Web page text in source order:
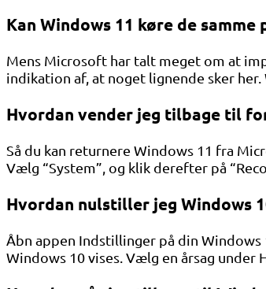
Kan Windows 11 køre de
Mens Microsoft har talt meget om at
indikation af, at noget lignende sker
Hvordan vender jeg tilbage til
Så du kan returnere Windows 11 fra
Vælg “System”, og klik derefter på
Hvordan nulstiller jeg Windows
Åbn appen Indstillinger på din Windows
Windows 10 vises. Vælg en årsag under